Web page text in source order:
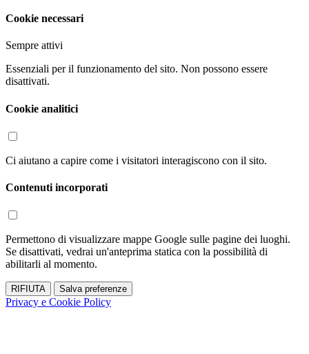
Cookie necessari
Sempre attivi
Essenziali per il funzionamento del sito. Non possono essere
disattivati.
Cookie analitici
Ci aiutano a capire come i visitatori interagiscono con il sito.
Contenuti incorporati
Permettono di visualizzare mappe Google sulle pagine dei luoghi.
Se disattivati, vedrai un'anteprima statica con la possibilità di
abilitarli al momento.
RIFIUTA Salva preferenze
Privacy e Cookie Policy